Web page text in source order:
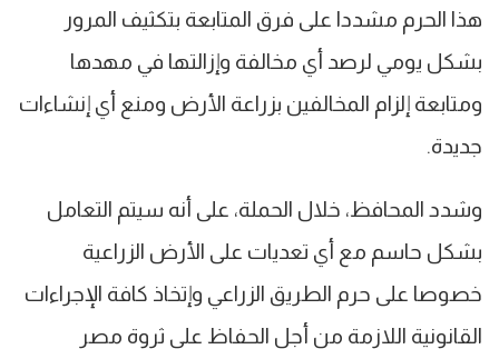
هذا الحرم مشددا على فرق المتابعة بتكثيف المرور
بشكل يومي لرصد أي مخالفة وإزالتها في مهدها
ومتابعة إلزام المخالفين بزراعة الأرض ومنع أي إنشاءات
جديدة.
وشدد المحافظ، خلال الحملة، على أنه سيتم التعامل
بشكل حاسم مع أي تعديات على الأرض الزراعية
خصوصا على حرم الطريق الزراعي وإتخاذ كافة الإجراءات
القانونية اللازمة من أجل الحفاظ علي ثروة مصر